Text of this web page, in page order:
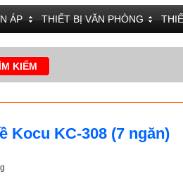
ÁP THIẾT BỊ VĂN PHÒNG
Kocu KC-308 (7 ngăn)